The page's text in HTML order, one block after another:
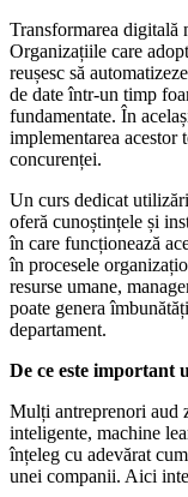
Transformarea digitală
Organizațiile care
reușesc să
de date într-un timp
fundamentate. În
implementarea acestor
concurenței.
Un curs dedicat
oferă cunoștințele și
în care funcționează
în procesele
resurse umane,
poate genera
departament.
De ce este important
Mulți antreprenori aud
inteligente, machine
înțeleg cu adevărat
unei companii. Aici